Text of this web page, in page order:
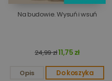
Na budowie. Wysuń i wsuń
24,99 zł11,75 zł
Opis Do koszyka